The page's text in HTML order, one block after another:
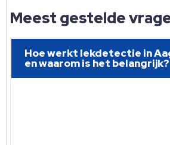
Meest gestelde
Hoe werkt lekdetectie in
en waarom is het belangrijk?